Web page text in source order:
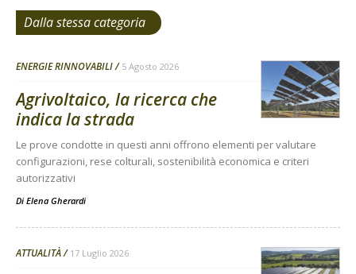
Dalla stessa categoria
ENERGIE RINNOVABILI 5 Agosto 2026
Agrivoltaico, la ricerca che
indica la strada
Le prove condotte in questi anni offrono elementi per valutare
configurazioni, rese colturali, sostenibilità economica e criteri
autorizzativi
Di Elena Gherardi
ATTUALITÀ 17 Luglio 2026